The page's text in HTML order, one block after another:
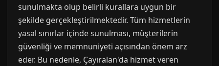
sunulmakta olup belirli kurallara uygun bir
şekilde gerçekleştirilmektedir. Tüm hizmetlerin
yasal sınırlar içinde sunulması, müşterilerin
güvenliği ve memnuniyeti açısından önem arz
eder. Bu nedenle, Çayıralan'da hizmet veren